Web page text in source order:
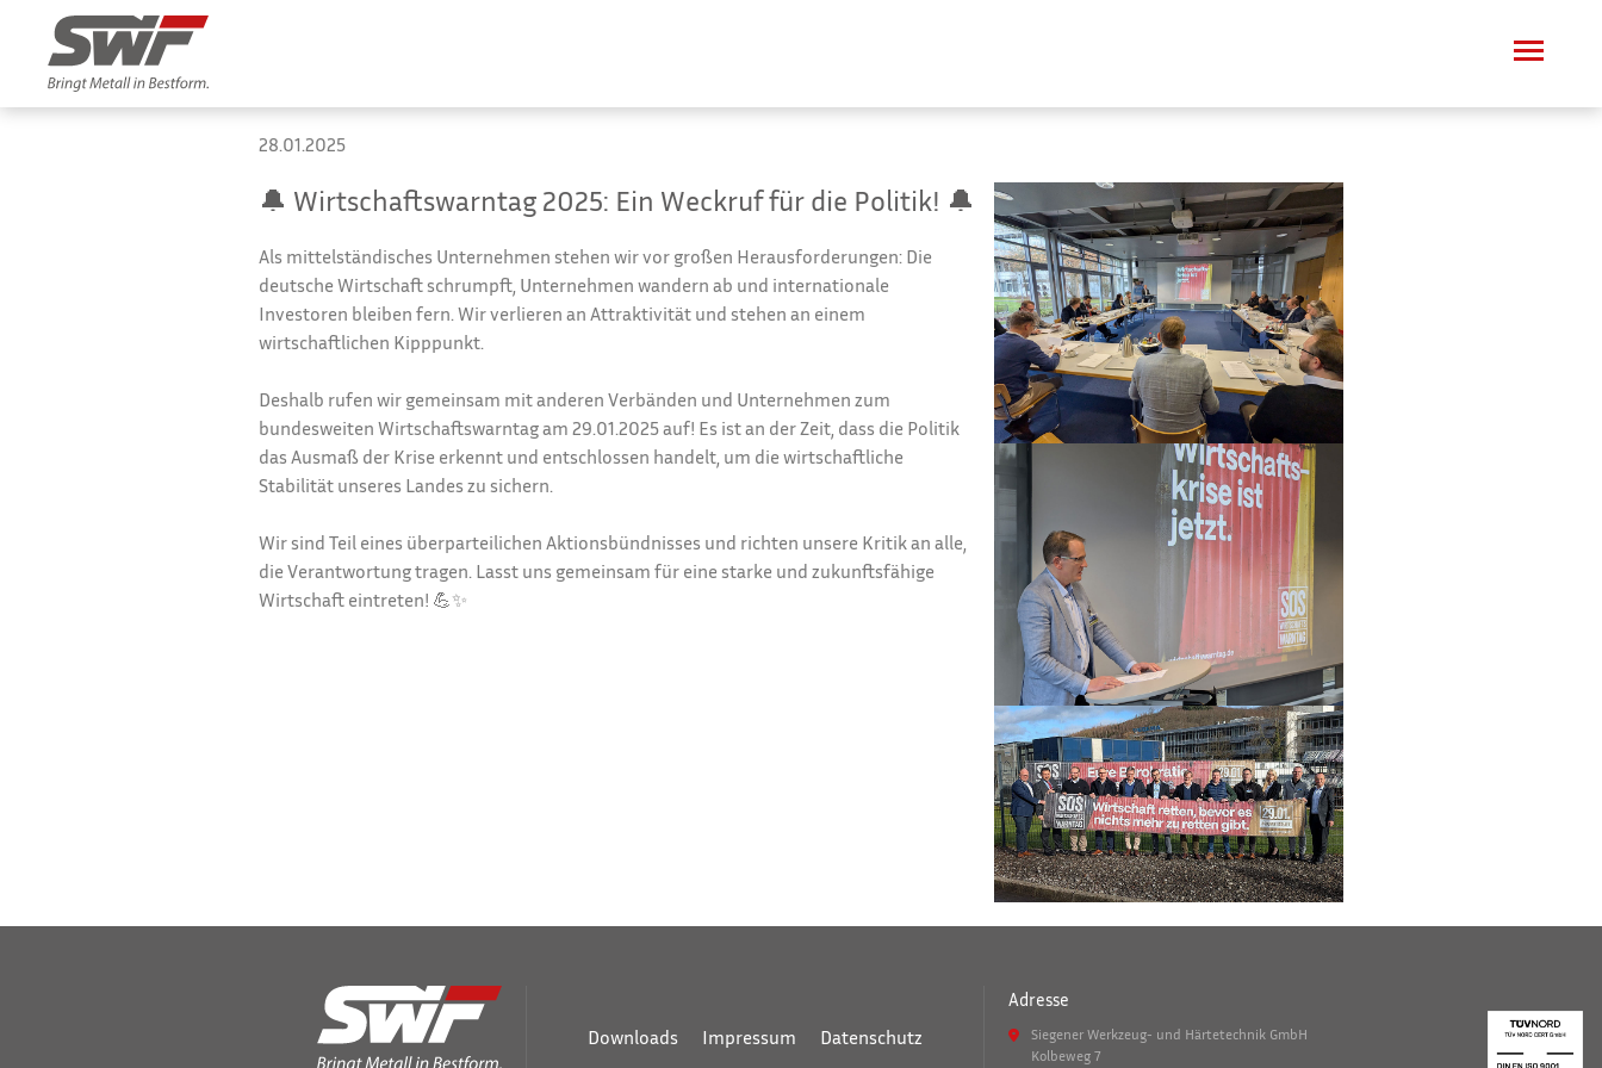
28.01.2025
🔔 Wirtschaftswarntag 2025: Ein Weckruf für die Politik! 🔔
Als mittelständisches Unternehmen stehen wir vor großen Herausforderungen: Die
deutsche Wirtschaft schrumpft, Unternehmen wandern ab und internationale
Investoren bleiben fern. Wir verlieren an Attraktivität und stehen an einem
wirtschaftlichen Kipppunkt.
Deshalb rufen wir gemeinsam mit anderen Verbänden und Unternehmen zum
bundesweiten Wirtschaftswarntag am 29.01.2025 auf! Es ist an der Zeit, dass die Politik
das Ausmaß der Krise erkennt und entschlossen handelt, um die wirtschaftliche
Stabilität unseres Landes zu sichern.
Wir sind Teil eines überparteilichen Aktionsbündnisses und richten unsere Kritik an alle,
die Verantwortung tragen. Lasst uns gemeinsam für eine starke und zukunftsfähige
Wirtschaft eintreten! 💪✨
Downloads Impressum Datenschutz
Adresse
Siegener Werkzeug- und Härtetechnik GmbH
Kolbeweg 7